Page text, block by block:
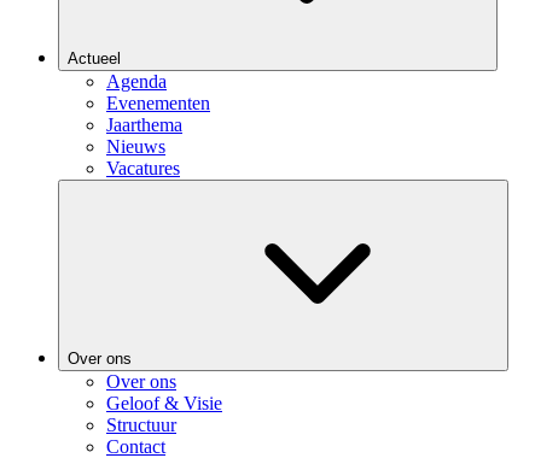
Actueel
Agenda
Evenementen
Jaarthema
Nieuws
Vacatures
Over ons
Over ons
Geloof & Visie
Structuur
Contact